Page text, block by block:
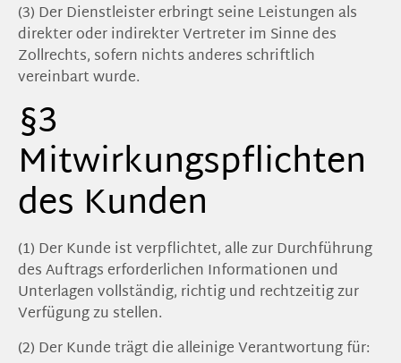
(3) Der Dienstleister erbringt seine Leistungen als
direkter oder indirekter Vertreter im Sinne des
Zollrechts, sofern nichts anderes schriftlich
vereinbart wurde.
§3
Mitwirkungspflichten
des Kunden
(1) Der Kunde ist verpflichtet, alle zur Durchführung
des Auftrags erforderlichen Informationen und
Unterlagen vollständig, richtig und rechtzeitig zur
Verfügung zu stellen.
(2) Der Kunde trägt die alleinige Verantwortung für: